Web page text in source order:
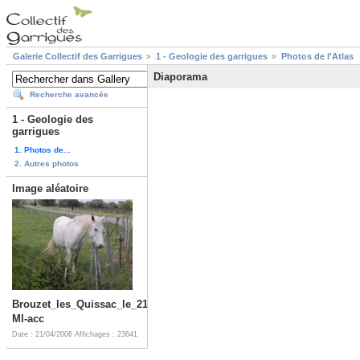
Galerie Collectif des Garrigues 1 - Geologie des garrigues Photos de l'Atlas
Recherche avancée
1 - Geologie des
garrigues
1. Photos de...
2. Autres photos
Image aléatoire
Brouzet_les_Quissac_le_21_avril_2006_1-
MI-acc
Date : 21/04/2006 Affichages : 23641
Diaporama